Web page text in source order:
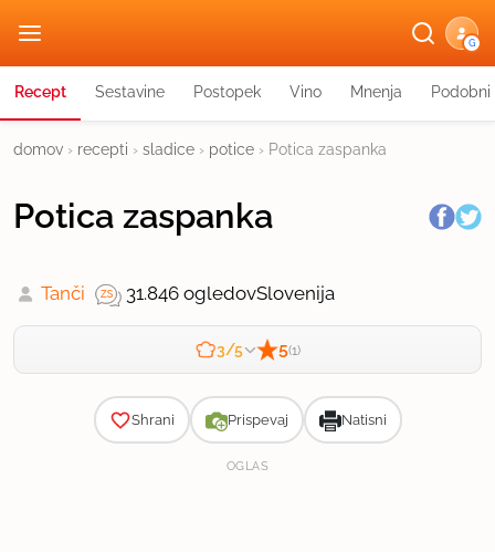
G
Recept Sestavine Postopek Vino Mnenja
domov › recepti › sladice › potice › Potica zaspanka
Potica zaspanka
Tanči 31.846 ogledovSlovenija
3/5 5(1)
Shrani Prispevaj Natisni
OGLAS